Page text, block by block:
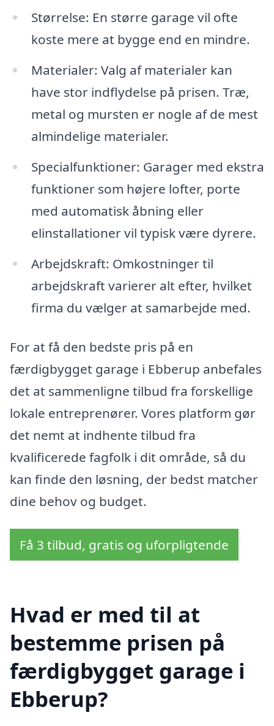
Størrelse: En større garage vil ofte
koste mere at bygge end en mindre.
Materialer: Valg af materialer kan
have stor indflydelse på prisen. Træ,
metal og mursten er nogle af de mest
almindelige materialer.
Specialfunktioner: Garager med ekstra
funktioner som højere lofter, porte
med automatisk åbning eller
elinstallationer vil typisk være dyrere.
Arbejdskraft: Omkostninger til
arbejdskraft varierer alt efter, hvilket
firma du vælger at samarbejde med.
For at få den bedste pris på en
færdigbygget garage i Ebberup anbefales
det at sammenligne tilbud fra forskellige
lokale entreprenører. Vores platform gør
det nemt at indhente tilbud fra
kvalificerede fagfolk i dit område, så du
kan finde den løsning, der bedst matcher
dine behov og budget.
Få 3 tilbud, gratis og uforpligtende
Hvad er med til at
bestemme prisen på
færdigbygget garage i
Ebberup?